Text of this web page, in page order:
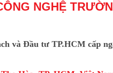
NGHỆ
và Đầu tư TP.HCM cấp